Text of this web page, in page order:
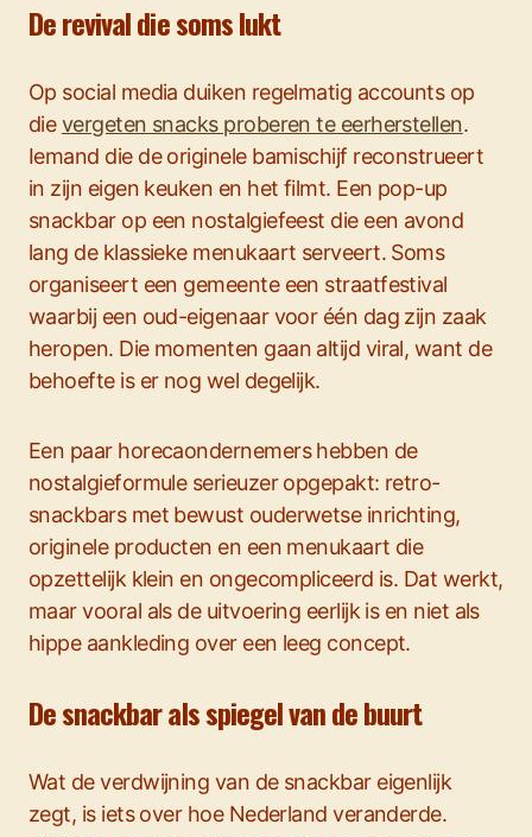
De revival die soms lukt
Op social media duiken regelmatig accounts op
dievergeten snacks proberen te eerherstellen.
Iemand die de originele bamischijf reconstrueert
in zijn eigen keuken en het filmt. Een pop-up
snackbar op een nostalgiefeest die een avond
lang de klassieke menukaart serveert. Soms
organiseert een gemeente een straatfestival
waarbij een oud-eigenaar voor één dag zijn zaak
heropen. Die momenten gaan altijd viral, want de
behoefte is er nog wel degelijk.
Een paar horecaondernemers hebben de
nostalgieformule serieuzer opgepakt: retro-
snackbars met bewust ouderwetse inrichting,
originele producten en een menukaart die
opzettelijk klein en ongecompliceerd is. Dat werkt,
maar vooral als de uitvoering eerlijk is en niet als
hippe aankleding over een leeg concept.
De snackbar als spiegel van de buurt
Wat de verdwijning van de snackbar eigenlijk
zegt, is iets over hoe Nederland veranderde.